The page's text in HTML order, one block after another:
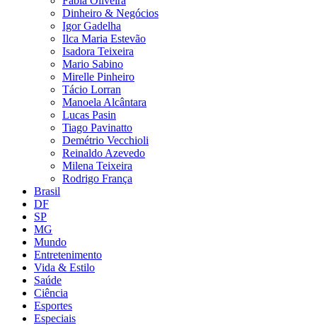
Dinheiro & Negócios
Igor Gadelha
Ilca Maria Estevão
Isadora Teixeira
Mario Sabino
Mirelle Pinheiro
Tácio Lorran
Manoela Alcântara
Lucas Pasin
Tiago Pavinatto
Demétrio Vecchioli
Reinaldo Azevedo
Milena Teixeira
Rodrigo França
Brasil
DF
SP
MG
Mundo
Entretenimento
Vida & Estilo
Saúde
Ciência
Esportes
Especiais